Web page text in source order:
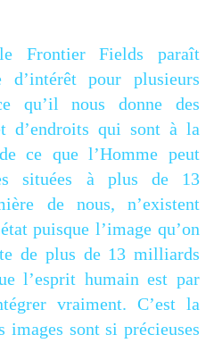
Fields paraît
d’intérêt pour plusieurs
qu’il nous donne des
d’endroits qui sont à la
ce que l’Homme peut
situées à plus de 13
de nous, n’existent
puisque l’image qu’on
de plus de 13 milliards
l’esprit humain est par
vraiment. C’est la
images sont si précieuses